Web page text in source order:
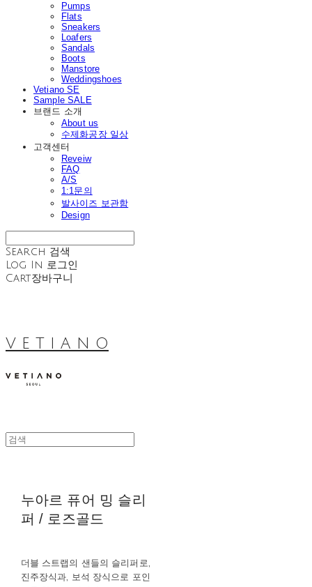
Pumps
Flats
Sneakers
Loafers
Sandals
Boots
Manstore
Weddingshoes
Vetiano SE
Sample SALE
브랜드 소개
About us
수제화공장 일상
고객센터
Reveiw
FAQ
A/S
1:1문의
발사이즈 보관함
Design
Search 검색
Log In 로그인
Cart장바구니
V E T I A N O
누아르 퓨어 밍 슬리
퍼 / 로즈골드
더블 스트랩의 샌들의 슬리퍼로,
진주장식과, 보석 장식으로 포인